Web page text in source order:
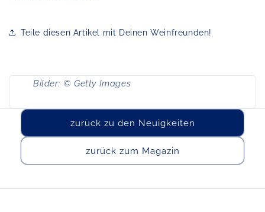
Teile diesen Artikel mit Deinen Weinfreunden!
Bilder: © Getty Images
zurück zu den Neuigkeiten
zurück zum Magazin